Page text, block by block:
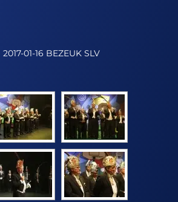
2017-01-16 BEZEUK SLV